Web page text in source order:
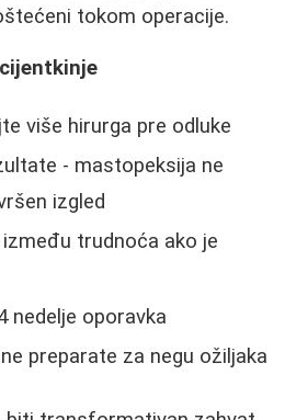
tokom operacije.
više hirurga pre odluke
- mastopeksija ne
izgled
trudnoća ako je
nedelje oporavka
preparate za negu ožiljaka